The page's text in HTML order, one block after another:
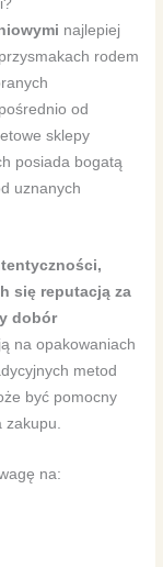
najlepiej
rodem
od
sklepy
posiada bogatą
uznanych
się reputacją za
dobór
na opakowaniach
metod
być pomocny
zakupu.
na: